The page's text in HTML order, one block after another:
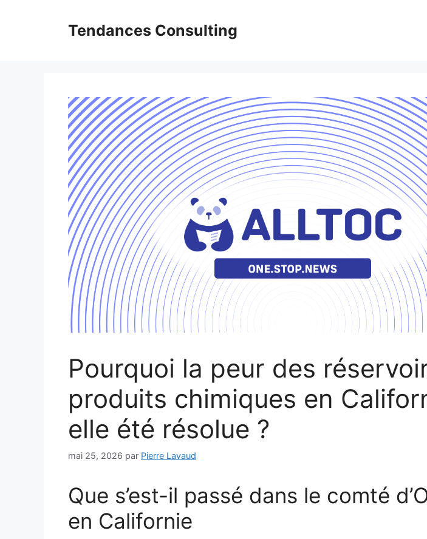
Tendances Consulting
Pourquoi la peur des
produits chimiques en
elle été résolue ?
mai 25, 2026 par Pierre Lavaud
Que s’est-il passé dans le comté
en Californie